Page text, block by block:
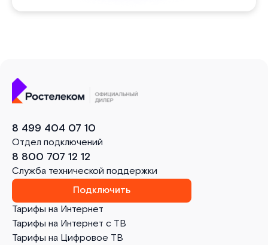
Тарифы на Интернет
Тарифы на Интернет с ТВ
Тарифы на Цифровое ТВ
8 499 404 07 10
Отдел подключений
8 800 707 12 12
Служба технической поддержки
Подключить